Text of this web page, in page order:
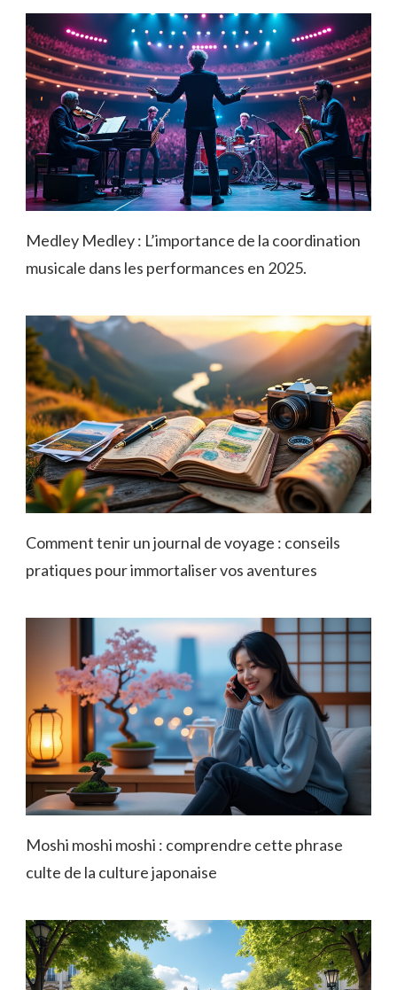
Medley Medley : L’importance de la coordination
musicale dans les performances en 2025.
Comment tenir un journal de voyage : conseils
pratiques pour immortaliser vos aventures
Moshi moshi moshi : comprendre cette phrase
culte de la culture japonaise